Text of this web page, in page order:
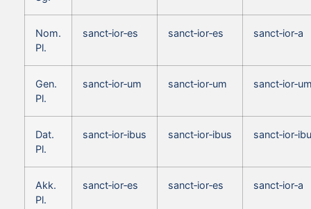
Nom.
Pl.
sanct‑ior‑es sanct‑ior‑es sanct‑ior‑a
Gen.
Pl.
sanct‑ior‑um sanct‑ior‑um
Dat.
Pl.
sanct‑ior‑ibus sanct‑ior‑ibus
Akk.
Pl.
sanct‑ior‑es sanct‑ior‑es sanct‑ior‑a